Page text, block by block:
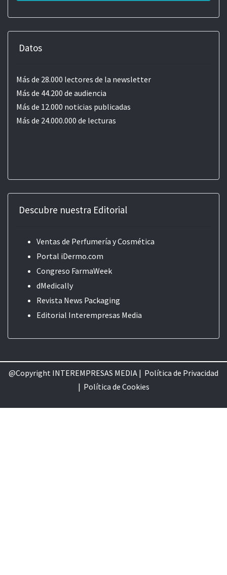
Datos
Más de 28.000 lectores de la newsletter
Más de 44.200 de audiencia
Más de 12.000 noticias publicadas
Más de 24.000.000 de lecturas
Descubre nuestra Editorial
Ventas de Perfumería y Cosmética
Portal iDermo.com
Congreso FarmaWeek
dMedically
Revista News Packaging
Editorial Interempresas Media
@Copyright INTEREMPRESAS MEDIA | Política de Privacidad
| Política de Cookies